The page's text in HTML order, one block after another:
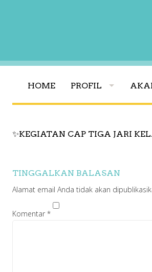
HOME PROFIL
✨KEGIATAN CAP TIGA JARI
TINGGALKAN BALASAN
Alamat email Anda tidak akan
Komentar*